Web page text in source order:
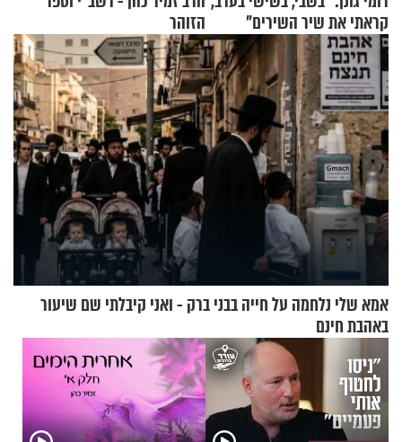
קראתי את שיר השירים"
הזוהר
אמא שלי נלחמה על חייה בבני ברק - ואני קיבלתי שם שיעור
באהבת חינם